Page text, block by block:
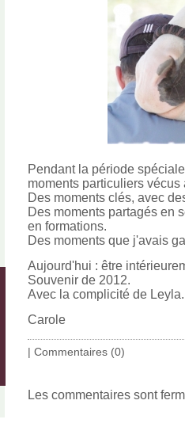
Pendant la période
moments particuliers
Des moments clés, avec
Des moments partagés en
en formations.
Des moments que j'avais
Aujourd'hui : être
Souvenir de 2012.
Avec la complicité de Leyla.
Carole
| Commentaires (0)
Les commentaires sont